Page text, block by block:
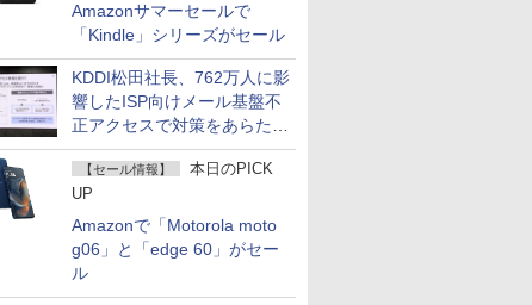
Amazonサマーセールで
「Kindle」シリーズがセール
KDDI松田社長、762万人に影
響したISP向けメール基盤不
正アクセスで対策をあらため
て説明
【セール情報】
本日のPICK
UP
Amazonで「Motorola moto
g06」と「edge 60」がセー
ル